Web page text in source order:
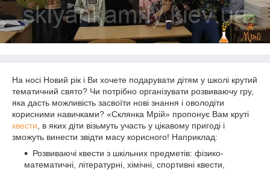
На носі Новий рік і Ви хочете подарувати дітям у школі крутий
тематичний свято? Чи потрібно організувати розвиваючу гру,
яка дасть можливість засвоїти нові знання і оволодіти
корисними навичками? «Склянка Мрій» пропонує Вам круті
квести , в яких діти візьмуть участь у цікавому пригоді і
зможуть винести звідти масу корисного! Наприклад:
Розвиваючі квести з шкільних предметів: фізико-
математичні, літературні, хімічні, спортивні квести,